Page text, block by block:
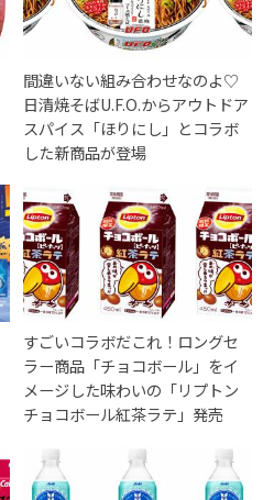
間違いない組み合わせなのよ♡
日清焼そばU.F.O.からアウトドア
スパイス「ほりにし」とコラボ
した新商品が登場
すごいコラボだこれ！ロングセ
ラー商品「チョコボール」をイ
メージした味わいの「リプトン
チョコボール紅茶ラテ」発売